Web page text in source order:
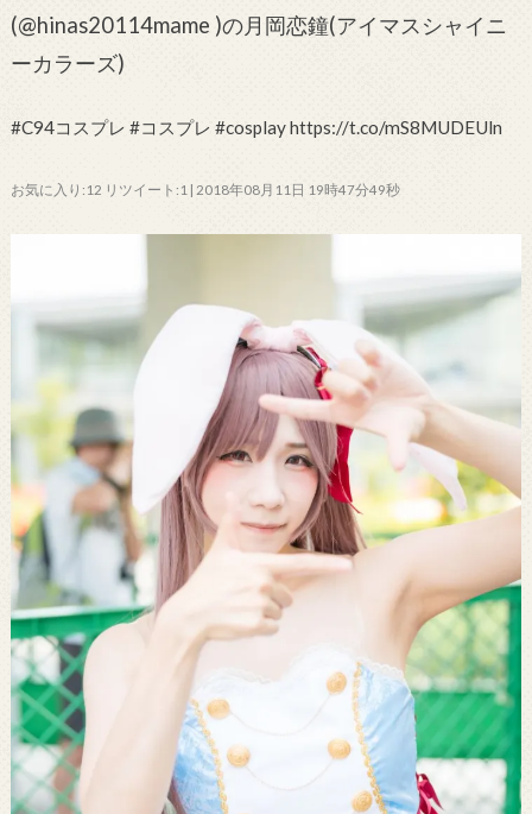
(@hinas20114mame )の月岡恋鐘(アイマスシャイニ
ーカラーズ)
#C94コスプレ #コスプレ #cosplay https://t.co/mS8MUDEUln
お気に入り:12 リツイート:1 | 2018年08月11日 19時47分49秒